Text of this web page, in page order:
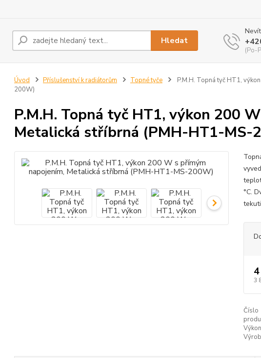
Hledat
(Po-
Úvod Příslušenství k radiátorům Topné tyče
P.M.H. Topná tyč HT1,
200W)
P.M.H. Topná tyč HT1, výkon 200
Metalická stříbrná (PMH-HT1-MS-
°C.
3
Číslo